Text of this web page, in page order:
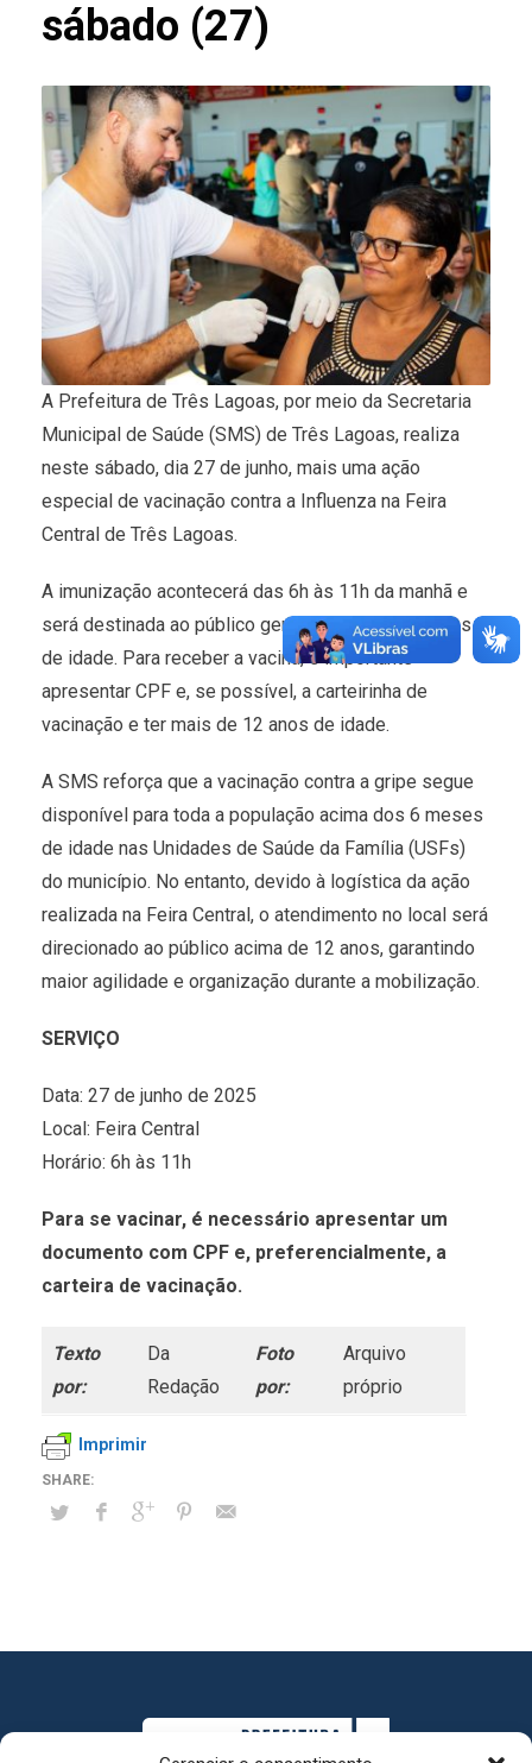
sábado (27)
A Prefeitura de Três Lagoas, por meio da Secretaria
Municipal de Saúde (SMS) de Três Lagoas, realiza
neste sábado, dia 27 de junho, mais uma ação
especial de vacinação contra a Influenza na Feira
Central de Três Lagoas.
A imunização acontecerá das 6h às 11h da manhã e
será destinada ao público geral a partir dos 12 anos
de idade. Para receber a vacina, é importante
apresentar CPF e, se possível, a carteirinha de
vacinação e ter mais de 12 anos de idade.
A SMS reforça que a vacinação contra a gripe segue
disponível para toda a população acima dos 6 meses
de idade nas Unidades de Saúde da Família (USFs)
do município. No entanto, devido à logística da ação
realizada na Feira Central, o atendimento no local será
direcionado ao público acima de 12 anos, garantindo
maior agilidade e organização durante a mobilização.
SERVIÇO
Data: 27 de junho de 2025
Local: Feira Central
Horário: 6h às 11h
Para se vacinar, é necessário apresentar um
documento com CPF e, preferencialmente, a
carteira de vacinação.
Texto
por:
Da
Redação
Foto
por:
Arquivo
próprio
Imprimir